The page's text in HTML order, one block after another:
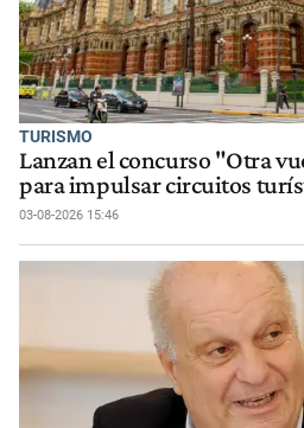
TURISMO
Lanzan el concurso "Otra
para impulsar circuitos
03-08-2026 15:46